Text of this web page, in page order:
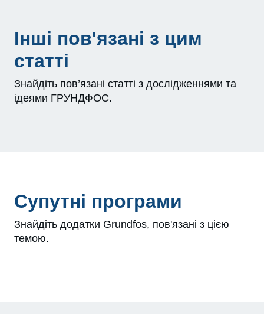
Інші пов'язані з цим
статті
Знайдіть пов’язані статті з дослідженнями та
ідеями ГРУНДФОС.
Супутні програми
Знайдіть додатки Grundfos, пов'язані з цією
темою.